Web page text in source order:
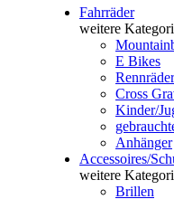
Fahrräder
weitere
E Bikes
Rennräder
Cross
Kinder/
Anhänger
Accessoires/
weitere
Brillen